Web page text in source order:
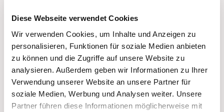
Diese Webseite verwendet Cookies
Wir verwenden Cookies, um Inhalte und Anzeigen zu
personalisieren, Funktionen für soziale Medien anbieten
zu können und die Zugriffe auf unsere Website zu
analysieren. Außerdem geben wir Informationen zu Ihrer
Verwendung unserer Website an unsere Partner für
soziale Medien, Werbung und Analysen weiter. Unsere
Partner führen diese Informationen möglicherweise mit